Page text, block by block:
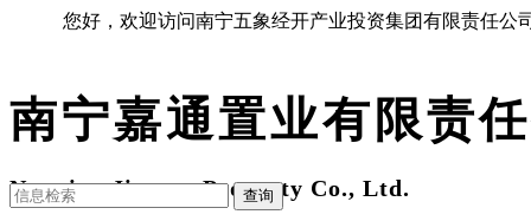
您好，欢迎访问南宁五象经开产业投资集团有限责任公
南宁嘉通置业有限责
Nanning Jiatong Property Co., Ltd.
查询